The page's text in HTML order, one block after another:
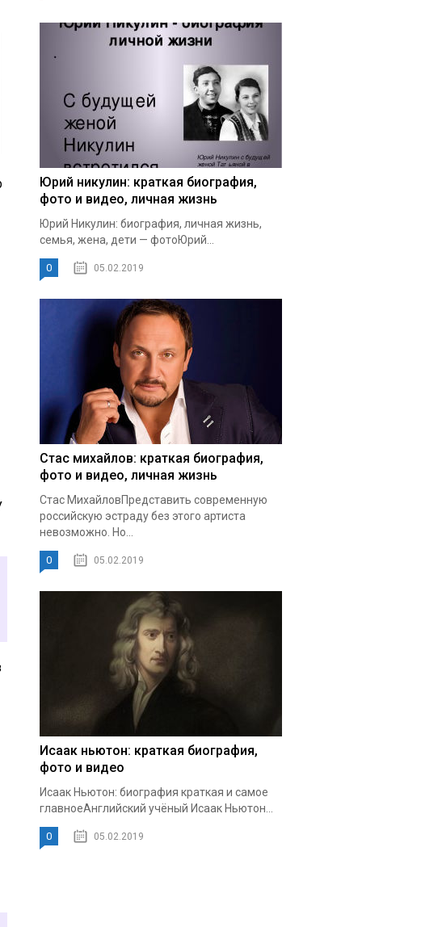
Юрий никулин: краткая биография,
фото и видео, личная жизнь
Юрий Никулин: биография, личная жизнь,
семья, жена, дети — фотоЮрий...
0 05.02.2019
Стас михайлов: краткая биография,
фото и видео, личная жизнь
Стас МихайловПредставить современную
российскую эстраду без этого артиста
невозможно. Но...
0 05.02.2019
Исаак ньютон: краткая биография,
фото и видео
Исаак Ньютон: биография краткая и самое
главноеАнглийский учёный Исаак Ньютон...
0 05.02.2019